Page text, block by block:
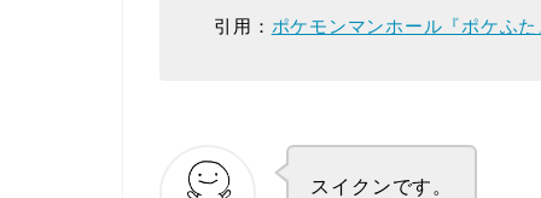
引用： ポケモンマンホール『ポケふ
スイクンです。